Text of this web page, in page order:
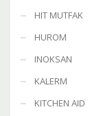
HIT MUTFAK
HUROM
INOKSAN
KALERM
KITCHEN AID